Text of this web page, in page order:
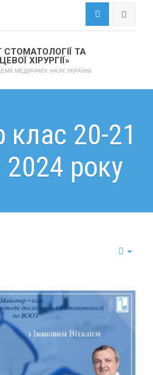
СТОМАТОЛОГІЇ ТА
ХІРУРГІЇ»
МЕДИЧНИХ НАУК УКРАЇНИ
клас 20-21
2024 року